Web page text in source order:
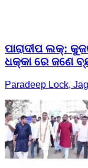
ପାରାଦୀପ ଲକ୍:
ଧକ୍କା ରେ ଜଣେ
Paradeep Lock,